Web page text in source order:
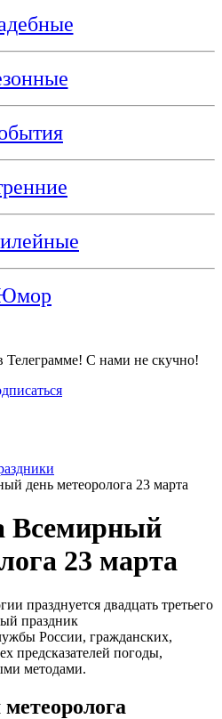
Телеграмме! С нами не скучно!
день метеоролога 23 марта
Всемирный
23 марта
празднуется двадцать третьего
праздник
России, гражданских,
предсказателей погоды,
методами.